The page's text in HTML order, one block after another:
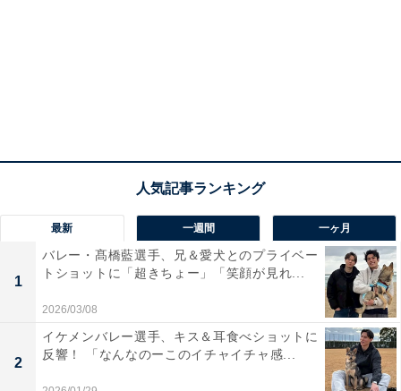
最新 一週間 一ヶ月
1
バレー・髙橋藍選手、兄＆愛犬とのプライベー
トショットに「超きちょー」「笑顔が見れ...
2026/03/08
2
イケメンバレー選手、キス＆耳食べショットに
反響！ 「なんなのーこのイチャイチャ感...